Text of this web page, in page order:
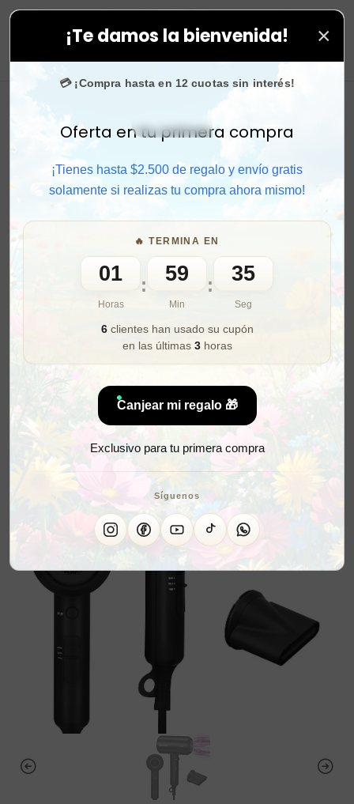
¡Te damos la bienvenida! ×
💳 ¡Compra hasta en 12 cuotas sin interés!
Activar sonido
Oferta en tu primera compra
¡Tienes hasta $2.500 de regalo y envío gratis
solamente si realizas tu compra ahora mismo!
🔥 TERMINA EN
01
Horas
: 59
Min
: 33
Seg
6clientes han usado su cupón
en las últimas 3horas
Canjear mi regalo 🎁
Exclusivo para tu primera compra
Síguenos
y aprovecha. 💙 +50.000 fans enInstagram